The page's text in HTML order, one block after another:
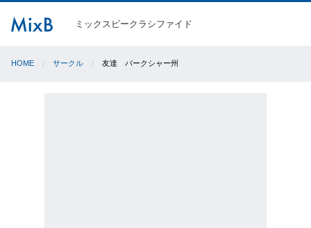
ミックスビークラシファイド
HOME サークル 友達 バークシャー州